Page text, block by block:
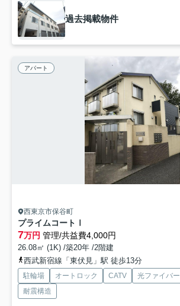
過去掲載物件
アパート
西東京市保谷町
プライムコートⅠ
7万円 管理/共益費4,000円
26.08㎡ (1K) /築20年 /2階建
西武新宿線「東伏見」駅 徒歩13分
駐輪場 オートロック CATV 光ファイバー
耐震構造